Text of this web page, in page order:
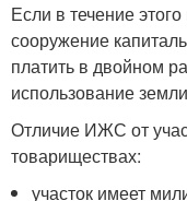
Если в течение
сооружение
платить в двойном
использование
Отличие ИЖС от
товариществах:
участок имеет